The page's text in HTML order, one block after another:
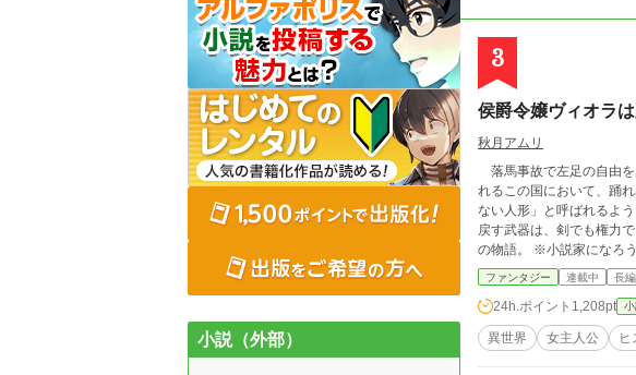
3
侯爵令嬢ヴィオラ
秋月アムリ
落馬事故で左足の自由を
れるこの国において、踊
ない人形」と呼ばれるようになっていた。 感情を殺し、ただ息を潜めて生きる
戻す武器は、剣でも権力でもなく、たった一つの楽器
の物語。 ※小説家に
ファンタジー 連載中 長編
24h.ポイント 1,208pt 小
異世界 女主人公 ヒ
小説（外部）